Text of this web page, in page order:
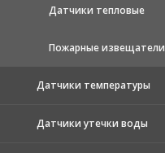
Датчики тепловые
Пожарные извещатели
Датчики температуры
Датчики утечки воды